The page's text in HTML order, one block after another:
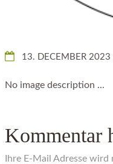
13. DECEMBER 2023
No image description ...
Kommentar
Ihre E-Mail Adresse